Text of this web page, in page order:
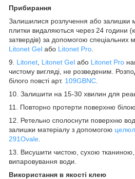
Прибирання
Залишилися розлучення або залишки
плитки видаляються через 24 години
затвердів) за допомогою спеціальних
Litonet Gel або Litonet Pro
9. Litonet Litonet Gel або Litonet Pro
чистому вигляді, не розведеним.
білого повсті арт. 109GBNC
10. Залишити на 15-30 хвилин для
11. Повторно протерти поверхню
12. Ретельно сполоснути поверхню
залишки матеріалу з допомогою
291Ovale
13. Висушити чистою, сухою
випаровування води.
Використання в якості клею